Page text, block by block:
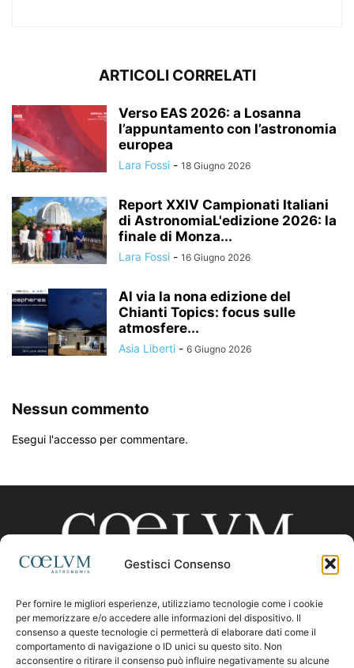
Gestisci Consenso
Per fornire le migliori esperienze, utilizziamo tecnologie come i cookie
per memorizzare e/o accedere alle informazioni del dispositivo. Il
consenso a queste tecnologie ci permetterà di elaborare dati come il
comportamento di navigazione o ID unici su questo sito. Non
acconsentire o ritirare il consenso può influire negativamente su alcune
ARTICOLI CORRELATI
Verso EAS 2026: a Losanna
l’appuntamento con l’astronomia
europea
Lara Fossi - 18 Giugno 2026
Report XXIV Campionati Italiani
di AstronomiaL'edizione 2026: la
finale di Monza...
Lara Fossi - 16 Giugno 2026
Al via la nona edizione del
Chianti Topics: focus sulle
atmosfere...
Asia Liberti - 6 Giugno 2026
Nessun commento
Esegui l'accesso per commentare.
CHI SIAMO